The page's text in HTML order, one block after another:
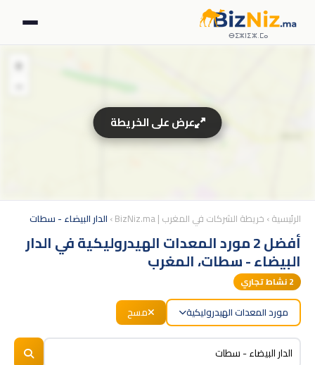
ⴱⵉⵣⵏⵉⵣ.ⵎⴰ
الرئيسية› خريطة الشركات في المغرب | BizNiz.ma › الدار البيضاء - سطات
أفضل 2 مورد المعدات الهيدروليكية في الدار
البيضاء - سطات، المغرب
2نشاط تجاري
مورد المعدات الهيدروليكية مسح
+
BizNiz.ma
عرض على الخريطة